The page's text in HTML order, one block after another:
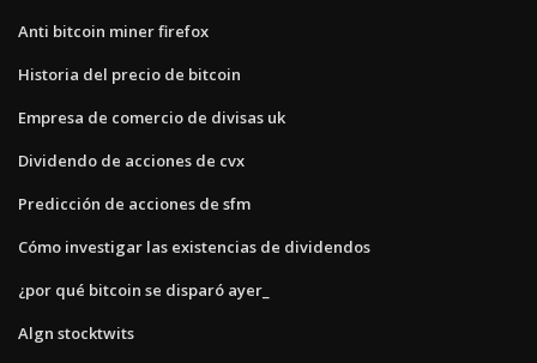
Anti bitcoin miner firefox
Historia del precio de bitcoin
Empresa de comercio de divisas uk
Dividendo de acciones de cvx
Predicción de acciones de sfm
Cómo investigar las existencias de dividendos
¿por qué bitcoin se disparó ayer_
Algn stocktwits